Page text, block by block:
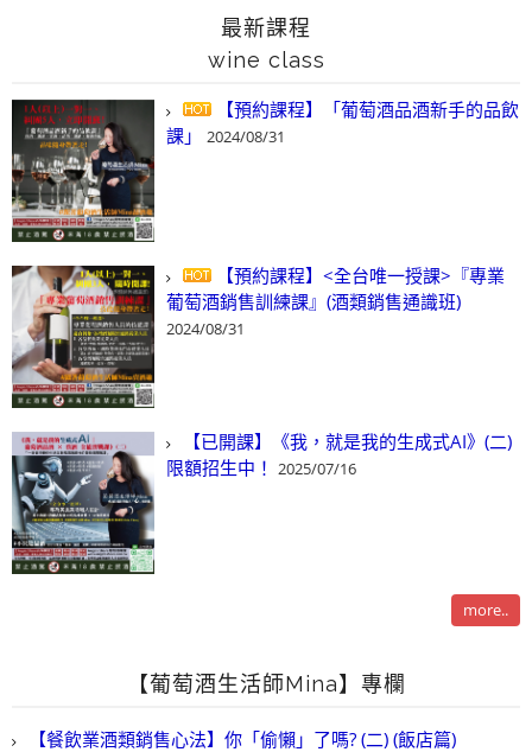
最新課程
wine class
【預約課程】「葡萄酒品酒新手的品飲
課」
2024/08/31
【預約課程】<全台唯一授課>『專業
葡萄酒銷售訓練課』(酒類銷售通識班)
2024/08/31
【已開課】《我，就是我的生成式AI》(二)
限額招生中！ 2025/07/16
more..
【葡萄酒生活師Mina】專欄
【餐飲業酒類銷售心法】你「偷懶」了嗎? (二) (飯店篇)